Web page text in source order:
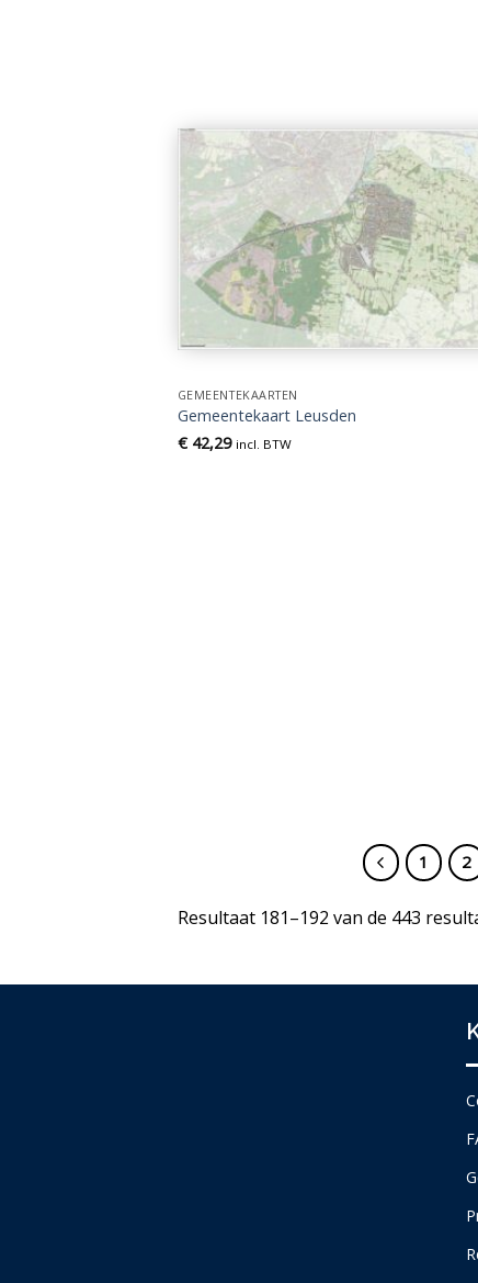
GEMEENTEKAARTEN
Gemeentekaart Leusden
€42,29 incl. BTW
1 2
Resultaat 181–192 van de 443